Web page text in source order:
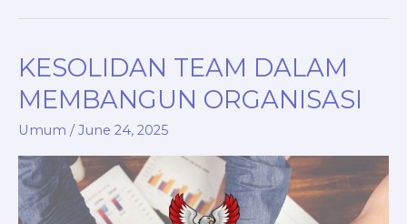
KESOLIDAN TEAM DALAM
MEMBANGUN ORGANISASI
Umum /June 24, 2025
KESOLIDAN
TEAM
DALAM
MEMBANGUN
ORGANISASI